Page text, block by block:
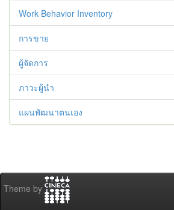
Work Behavior Inventory
การขาย
ผู้จัดการ
ภาวะผู้นำ
แผนพัฒนาตนเอง
Theme by